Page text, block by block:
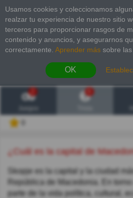
Usamos cookies y coleccionamos
realzar tu experiencia de nuestro sitio
terceros para proporcionar rasgos de
contenido y anuncios, y asegurarnos
correctamente. Aprender más sobre las
OK
2
¿Cuál es la capital de
Skopje es la capital y la ciudad
República de Macedonia. En
parte de la vida política, cultural,